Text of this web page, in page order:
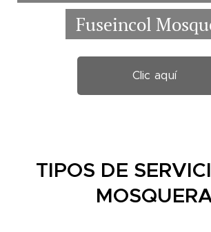
Fuseincol
Clic aquí
TIPOS DE